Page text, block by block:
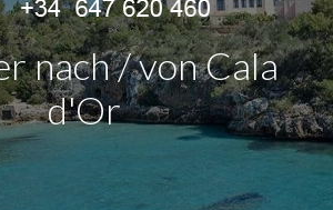
nach / von Cala
d'Or